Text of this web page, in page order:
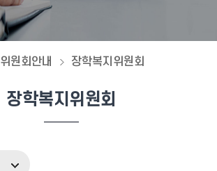
위원회안내 장학복지위원회
장학복지위원회